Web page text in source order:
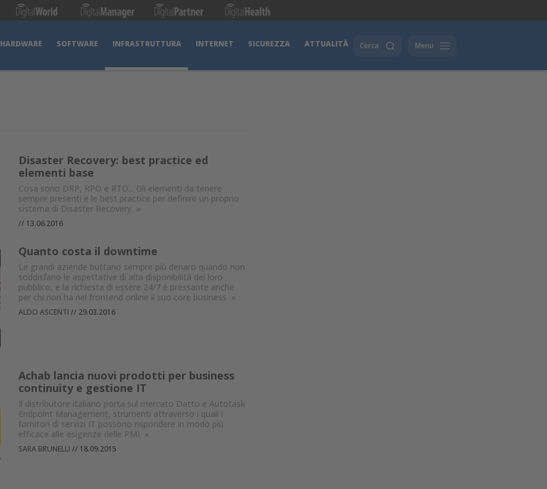
HARDWARE SOFTWARE INFRASTRUTTURA INTERNET SICUREZZA ATTUALITÀ Cerca Menu
Disaster Recovery: best practice ed
elementi base
Cosa sono DRP, RPO e RTO... Gli elementi da tenere
sempre presenti e le best practice per definire un proprio
sistema di Disaster Recovery »
// 13.06.2016
Quanto costa il downtime
Le grandi aziende buttano sempre più denaro quando non
soddisfano le aspettative di alta disponibilità del loro
pubblico, e la richiesta di essere 24/7 è pressante anche
per chi non ha nel frontend online il suo core business »
ALDO ASCENTI // 29.03.2016
Achab lancia nuovi prodotti per business
continuity e gestione IT
Il distributore italiano porta sul mercato Datto e Autotask
Endpoint Management, strumenti attraverso i quali i
fornitori di servizi IT possono rispondere in modo più
efficace alle esigenze delle PMI »
SARA BRUNELLI // 18.09.2015